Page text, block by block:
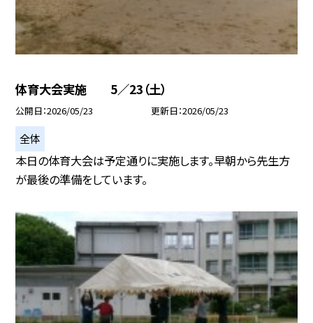
体育大会実施 5／23（土）
公開日 2026/05/23 更新日 2026/05/23
全体
本日の体育大会は予定通りに実施します。早朝から先生方
が最後の準備をしています。